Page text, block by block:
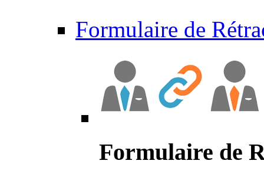
Formulaire de
Formulaire de